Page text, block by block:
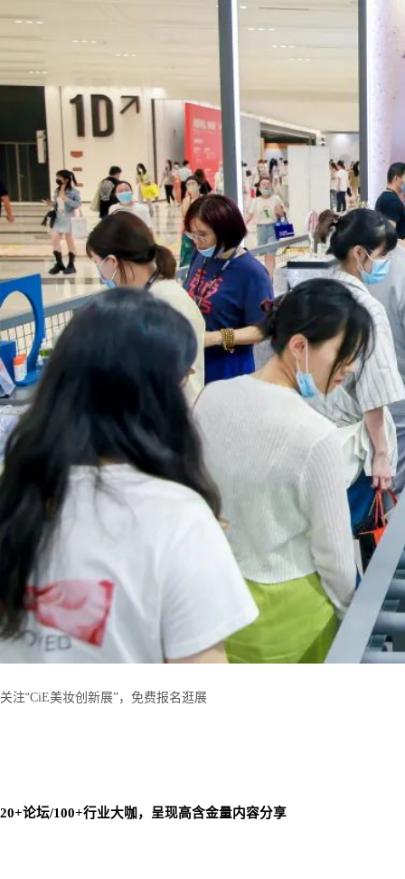
关注“CiE美妆创新展”，免费报名逛展
20+论坛/100+行业大咖，呈现高含金量内容分享